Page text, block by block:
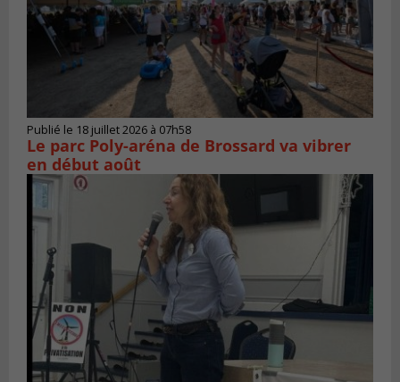
Publié le 18 juillet 2026 à 07h58
Le parc Poly-aréna de Brossard va vibrer
en début août